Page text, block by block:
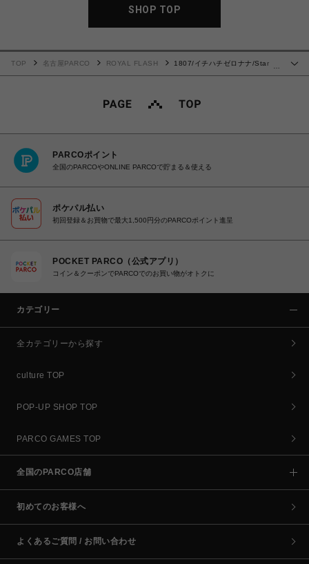
SHOP TOP
…
TOP 名古屋PARCO ROYAL FLASH
1807/イチハチゼロナナ/Star
PARCOポイント
全国のPARCOやONLINE PARCOで貯まる＆使える
ポケパル払い
初回登録＆お買物で最大1,500円分のPARCOポイント進呈
POCKET PARCO（公式アプリ）
コイン＆クーポンでPARCOでのお買い物がオトクに
カテゴリー
全カテゴリーから探す
culture TOP
POP-UP SHOP TOP
PARCO GAMES TOP
全国のPARCO店舗
初めてのお客様へ
よくあるご質問 / お問い合わせ